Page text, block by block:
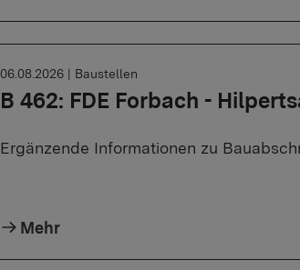
B 462: FDE Forbach -
06.08.2026 | Baustellen
Ergänzende Informationen zu
Mehr